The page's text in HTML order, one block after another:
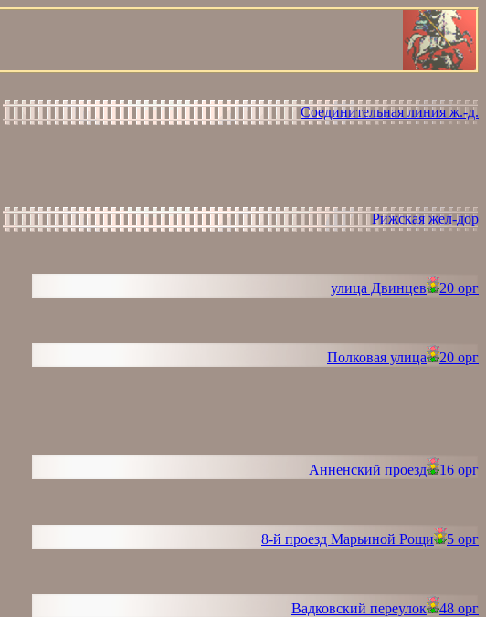
Соединительная линия ж.-д.
Рижская жел-дор
улица Двинцев 20 орг
Полковая улица 20 орг
Анненский проезд 16 орг
8-й проезд Марьиной Рощи 5 орг
Вадковский переулок 48 орг